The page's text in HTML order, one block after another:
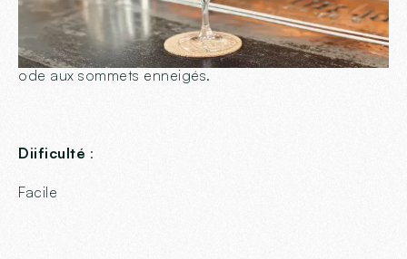
ingrédients soigneusement sélectionnés et une
touche d'authenticité savoyarde, ce cocktail est une
ode aux sommets enneigés.
Diificulté :
Facile